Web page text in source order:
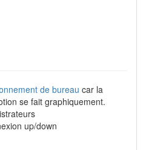
de bureau car la
se fait graphiquement.
up/down